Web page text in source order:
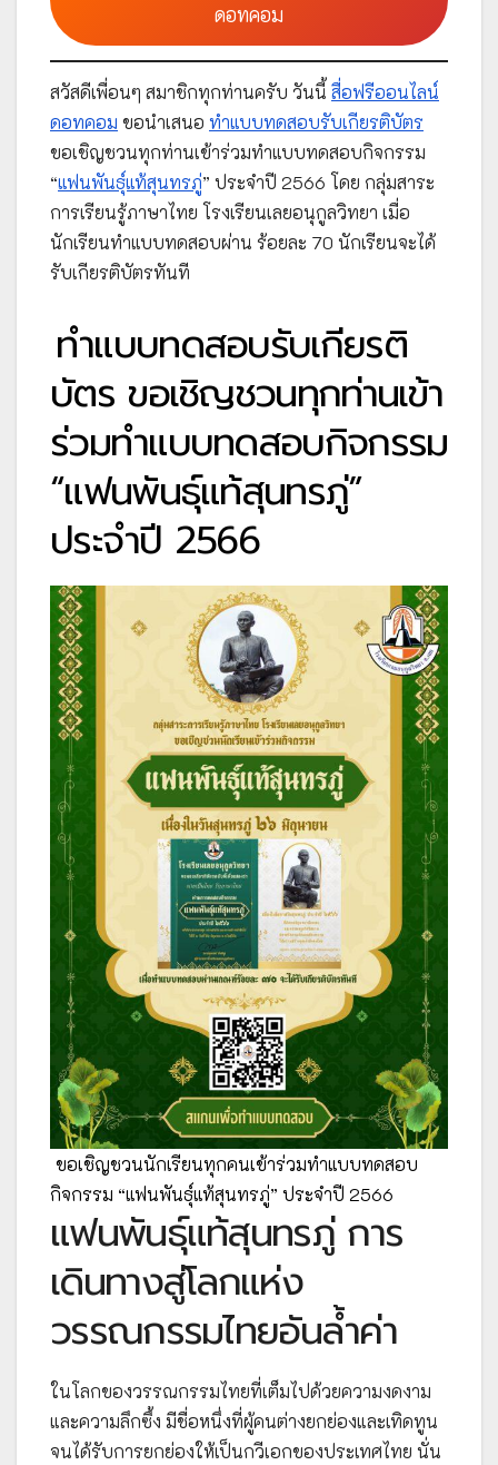
ดอทคอม
สวัสดีเพื่อนๆ สมาชิกทุกท่านครับ วันนี้ สื่อฟรีออนไลน์
ดอทคอม ขอนำเสนอ ทำแบบทดสอบรับเกียรติบัตร
ขอเชิญชวนทุกท่านเข้าร่วมทำแบบทดสอบกิจกรรม
“แฟนพันธุ์แท้สุนทรภู่” ประจำปี 2566 โดย กลุ่มสาระ
การเรียนรู้ภาษาไทย โรงเรียนเลยอนุกูลวิทยา เมื่อ
นักเรียนทำแบบทดสอบผ่าน ร้อยละ 70 นักเรียนจะได้
รับเกียรติบัตรทันที
ทำแบบทดสอบรับเกียรติ
บัตร ขอเชิญชวนทุกท่านเข้า
ร่วมทำแบบทดสอบกิจกรรม
“แฟนพันธุ์แท้สุนทรภู่”
ประจำปี 2566
ขอเชิญชวนนักเรียนทุกคนเข้าร่วมทำแบบทดสอบ
กิจกรรม “แฟนพันธุ์แท้สุนทรภู่” ประจำปี 2566
แฟนพันธุ์แท้สุนทรภู่ การ
เดินทางสู่โลกแห่ง
วรรณกรรมไทยอันล้ำค่า
ในโลกของวรรณกรรมไทยที่เต็มไปด้วยความงดงาม
และความลึกซึ้ง มีชื่อหนึ่งที่ผู้คนต่างยกย่องและเทิดทูน
จนได้รับการยกย่องให้เป็นกวีเอกของประเทศไทย นั่น